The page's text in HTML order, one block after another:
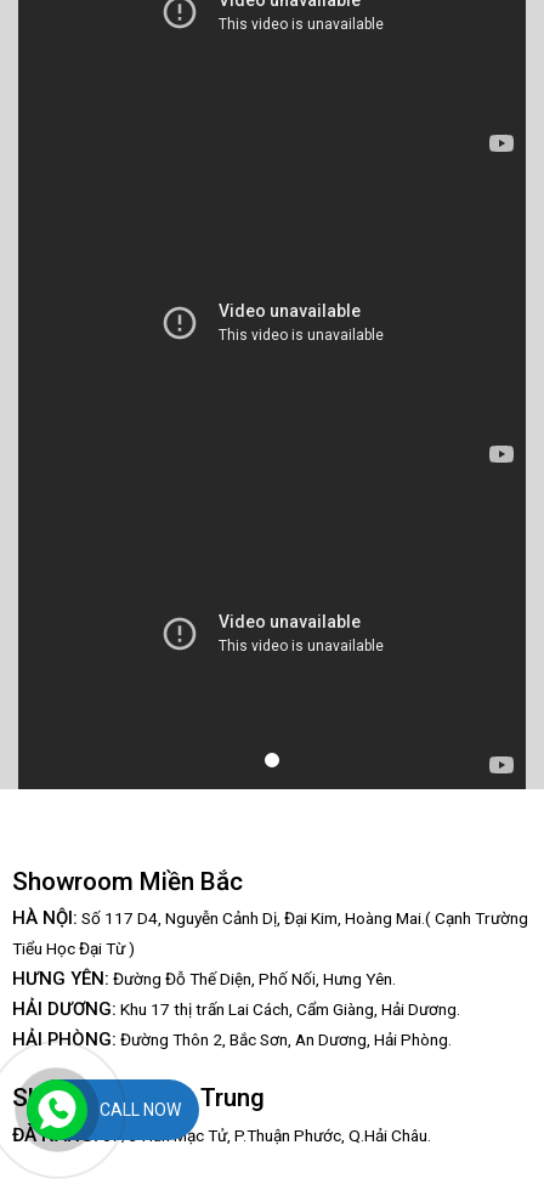
Showroom Miền Bắc
HÀ NỘI: Số 117 D4, Nguyễn Cảnh Dị, Đại Kim, Hoàng Mai.( Cạnh Trường
Tiểu Học Đại Từ )
HƯNG YÊN: Đường Đỗ Thế Diện, Phố Nối, Hưng Yên.
HẢI DƯƠNG: Khu 17 thị trấn Lai Cách, Cẩm Giàng, Hải Dương.
HẢI PHÒNG: Đường Thôn 2, Bắc Sơn, An Dương, Hải Phòng.
Showroom Miền Trung
ĐÀ NẴNG:67/3 Hàn Mạc Tử, P.Thuận Phước, Q.Hải Châu.
CALL NOW